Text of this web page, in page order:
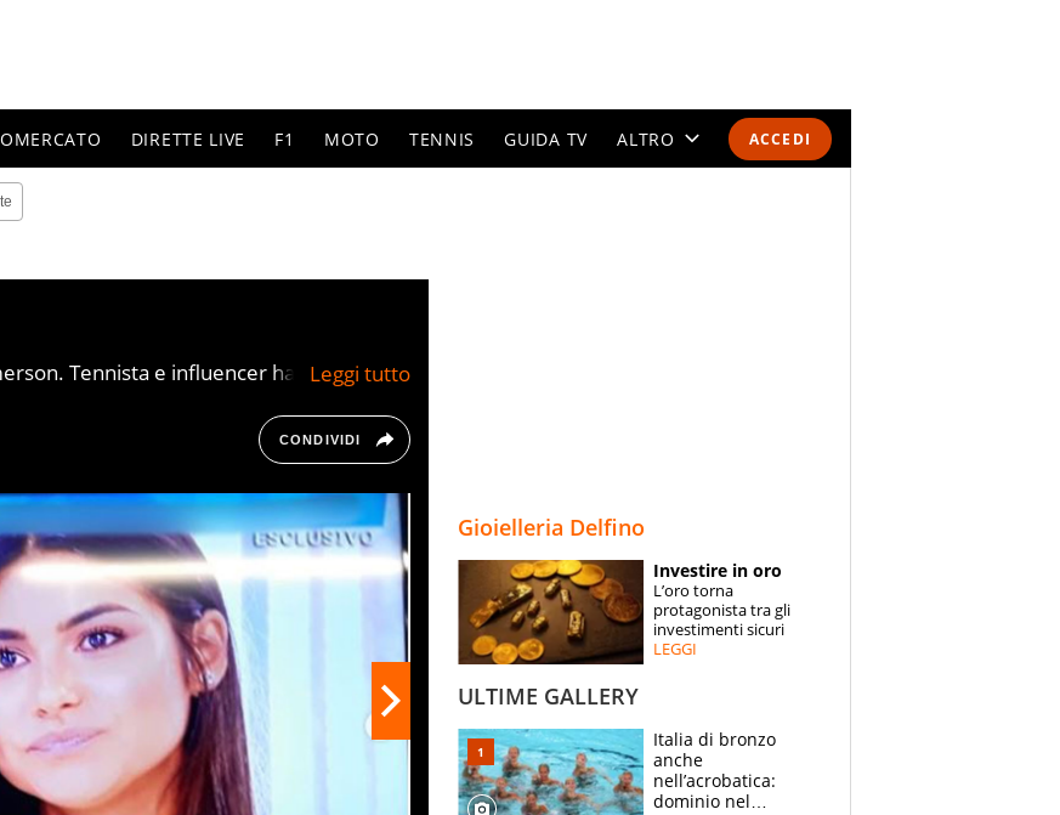
ACCEDI
DIRETTE LIVE F1 MOTO TENNIS GUIDA TV ALTRO
SPECIALI
ESPERTI
Tennista e influencer ha dichiarato a
CONDIVIDI
Gioielleria Delfino
Investire in oro
L’oro torna
protagonista tra gli
investimenti sicuri
LEGGI
ULTIME GALLERY
Italia di bronzo
anche
nell’acrobatica:
dominio nel